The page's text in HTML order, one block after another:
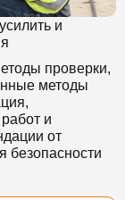
и
проверки,
методы
и
от
безопасности